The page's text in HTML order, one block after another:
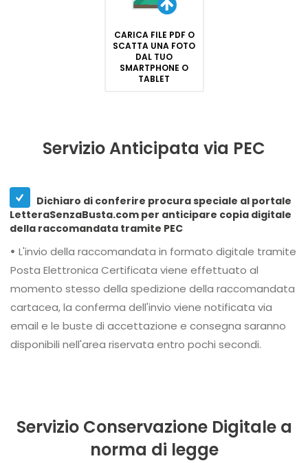
CARICA FILE PDF O
SCATTA UNA FOTO
DAL TUO
SMARTPHONE O
TABLET
Servizio Anticipata via PEC
Dichiaro di conferire procura speciale al portale
LetteraSenzaBusta.com per anticipare copia digitale
della raccomandata tramite PEC
• L'invio della raccomandata in formato digitale tramite
Posta Elettronica Certificata viene effettuato al
momento stesso della spedizione della raccomandata
cartacea, la conferma dell'invio viene notificata via
email e le buste di accettazione e consegna saranno
disponibili nell'area riservata entro pochi secondi.
Servizio Conservazione Digitale a
norma di legge